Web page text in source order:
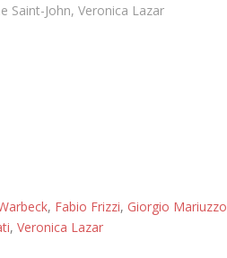
Saint-John, Veronica Lazar
, Fabio Frizzi, Giorgio Mariuzzo
, Veronica Lazar